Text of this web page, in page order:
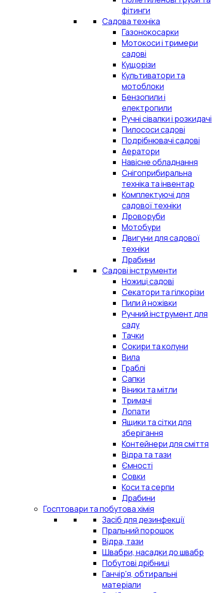
фітинги
Садова техніка
Газонокосарки
Мотокоси і тримери
садові
Кущорізи
Культиватори та
мотоблоки
Бензопили і
електропили
Ручні сівалки і розкидачі
Пилососи садові
Подрібнювачі садові
Аератори
Навісне обладнання
Снігоприбиральна
техніка та інвентар
Комплектуючі для
садової техніки
Дроворуби
Мотобури
Двигуни для садової
техніки
Драбини
Садові інструменти
Ножиці садові
Секатори та гілкорізи
Пили й ножівки
Ручний інструмент для
саду
Тачки
Сокири та колуни
Вила
Граблі
Сапки
Віники та мітли
Тримачі
Лопати
Ящики та сітки для
зберігання
Контейнери для сміття
Відра та тази
Ємності
Совки
Коси та серпи
Драбини
Госптовари та побутова хімія
Засіб для дезинфекції
Пральний порошок
Відра, тази
Швабри, насадки до швабр
Побутові дрібниці
Ганчір'я, обтиральні
матеріали